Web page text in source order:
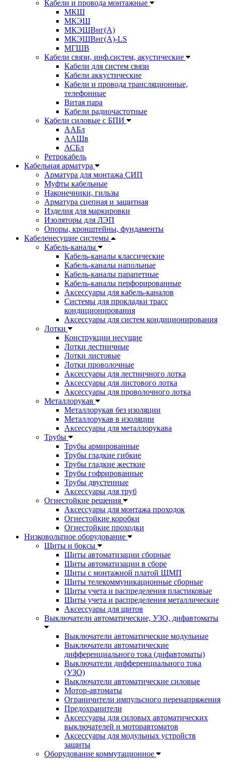
Кабели и провода монтажные
МКШ
МКЭШ
МКЭШВнг(А)
МКЭШВнг(А)-LS
МГШВ
Кабели связи, инф.систем, акустические
Кабели для систем связи
Кабели аккустические
Кабели и провода трансляционные,
телефонные
Витая пара
Кабели радиочастотные
Кабели силовые с БПИ
ААБл
ААШв
АСБл
Ретрокабель
Кабельная арматура
Арматура для монтажа СИП
Муфты кабельные
Наконечники, гильзы
Арматура сцепная и защитная
Изделия для маркировки
Изоляторы для ЛЭП
Опоры, кронштейны, фундаменты
Кабеленесущие системы
Кабель-каналы
Кабель-каналы классические
Кабель-каналы напольные
Кабель-каналы парапетные
Кабель-каналы перфорированные
Аксессуары для кабель-каналов
Системы для прокладки трасс
кондиционирования
Аксессуары для систем кондиционирования
Лотки
Конструкции несущие
Лотки лестничные
Лотки листовые
Лотки проволочные
Аксессуары для лестничного лотка
Аксессуары для листового лотка
Аксессуары для проволочного лотка
Металлорукав
Металлорукав без изоляции
Металлорукав в изоляции
Аксессуары для металлорукава
Трубы
Трубы армированные
Трубы гладкие гибкие
Трубы гладкие жесткие
Трубы гофрированные
Трубы двустенные
Аксессуары для труб
Огнестойкие решения
Аксессуары для монтажа проходок
Огнестойкие коробки
Огнестойкие проходки
Низковольтное оборудование
Щиты и боксы
Щиты автоматизации сборные
Щиты автоматизации в сборе
Щиты с монтажной платой ЩМП
Щиты телекоммуникационные сборные
Щиты учета и распределения пластиковые
Щиты учета и распределения металлические
Аксессуары для щитов
Выключатели автоматические, УЗО, дифавтоматы
Выключатели автоматические модульные
Выключатели автоматические
дифференциального тока (дифавтоматы)
Выключатели дифференциального тока
(УЗО)
Выключатели автоматические силовые
Мотор-автоматы
Ограничители импульсного перенапряжения
Предохранители
Аксессуары для силовых автоматических
выключателей и моторавтоматов
Аксессуары для модульных устройств
защиты
Оборудование коммутационное